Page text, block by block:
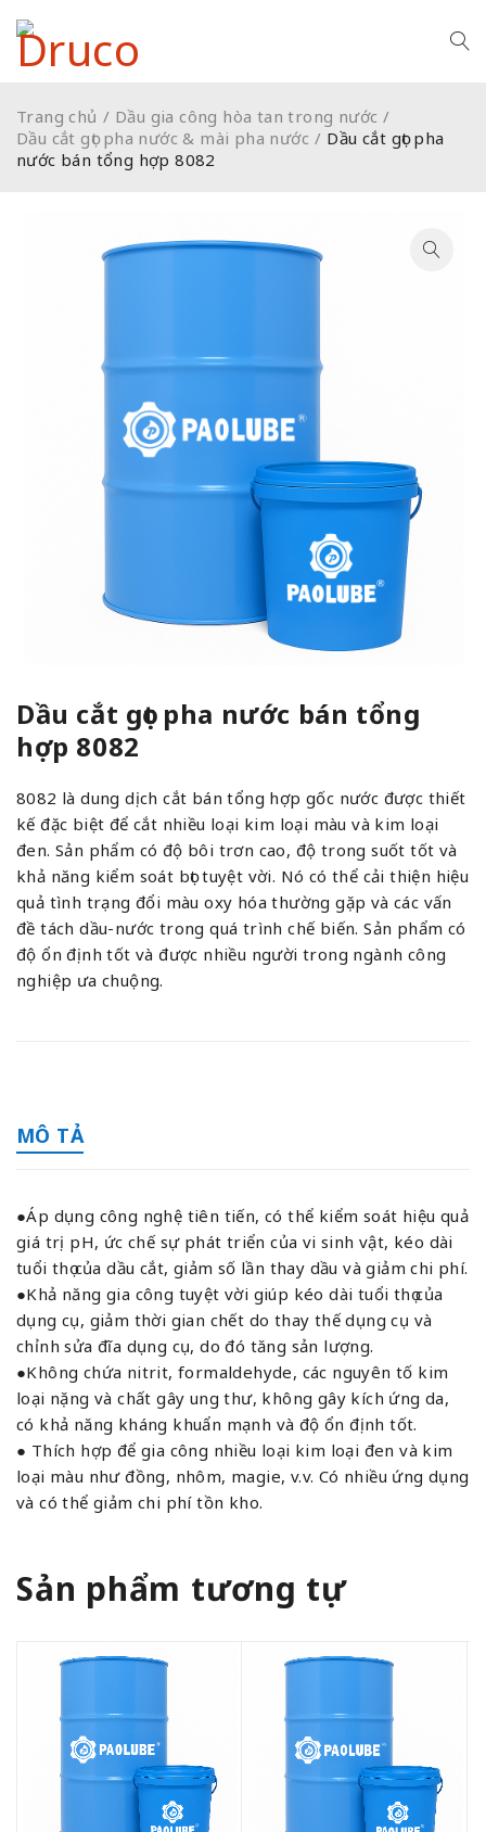
Trang chủ / Dầu gia công hòa tan trong nước /
Dầu cắt gọt pha nước & mài pha nước / Dầu cắt gọt pha
nước bán tổng hợp 8082
Dầu cắt gọt pha nước bán tổng
hợp 8082
8082 là dung dịch cắt bán tổng hợp gốc nước được thiết
kế đặc biệt để cắt nhiều loại kim loại màu và kim loại
đen. Sản phẩm có độ bôi trơn cao, độ trong suốt tốt và
khả năng kiểm soát bọt tuyệt vời. Nó có thể cải thiện hiệu
quả tình trạng đổi màu oxy hóa thường gặp và các vấn
đề tách dầu-nước trong quá trình chế biến. Sản phẩm có
độ ổn định tốt và được nhiều người trong ngành công
nghiệp ưa chuộng.
MÔ TẢ
●Áp dụng công nghệ tiên tiến, có thể kiểm soát hiệu quả
giá trị pH, ức chế sự phát triển của vi sinh vật, kéo dài
tuổi thọ của dầu cắt, giảm số lần thay dầu và giảm chi phí.
●Khả năng gia công tuyệt vời giúp kéo dài tuổi thọ của
dụng cụ, giảm thời gian chết do thay thế dụng cụ và
chỉnh sửa đĩa dụng cụ, do đó tăng sản lượng.
●Không chứa nitrit, formaldehyde, các nguyên tố kim
loại nặng và chất gây ung thư, không gây kích ứng da,
có khả năng kháng khuẩn mạnh và độ ổn định tốt.
● Thích hợp để gia công nhiều loại kim loại đen và kim
loại màu như đồng, nhôm, magie, v.v. Có nhiều ứng dụng
và có thể giảm chi phí tồn kho.
Sản phẩm tương tự